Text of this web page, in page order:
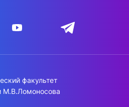
факультет
М.В.Ломоносова